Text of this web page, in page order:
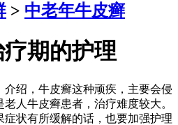
> 中老年牛皮癣
期的护理
介绍，牛皮癣这种顽疾，主要会侵
人牛皮癣患者，治疗难度较大。
状有所缓解的话，也要加强护理